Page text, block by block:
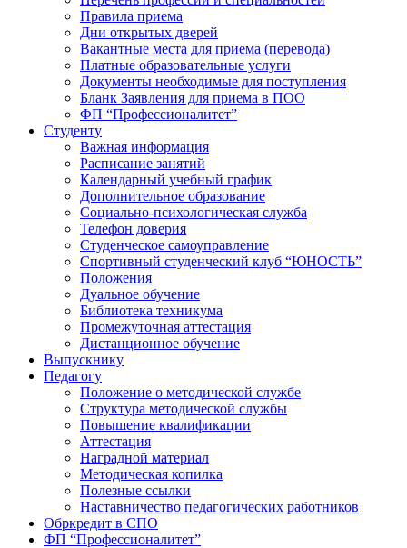
Правила приема
Дни открытых дверей
Вакантные места для приема (перевода)
Платные образовательные услуги
Документы необходимые для поступления
Бланк Заявления для приема в ПОО
ФП “Профессионалитет”
Студенту
Важная информация
Расписание занятий
Календарный учебный график
Дополнительное образование
Социально-психологическая служба
Телефон доверия
Студенческое самоуправление
Спортивный студенческий клуб “ЮНОСТЬ”
Положения
Дуальное обучение
Библиотека техникума
Промежуточная аттестация
Дистанционное обучение
Выпускнику
Педагогу
Положение о методической службе
Структура методической службы
Повышение квалификации
Аттестация
Наградной материал
Методическая копилка
Полезные ссылки
Наставничество педагогических работников
Обркредит в СПО
ФП “Профессионалитет”